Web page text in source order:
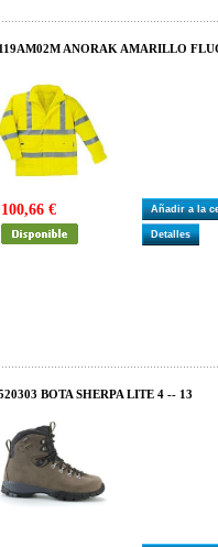
119AM02M ANORAK AMARILLO
100,66 € Añadir a la
Detalles
BOTA SHERPA LITE 4 -- 13